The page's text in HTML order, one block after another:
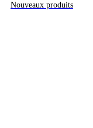
Nouveaux produits